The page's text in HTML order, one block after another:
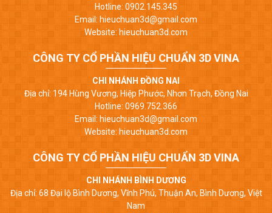
Hotline: 0902.145.345
Email: hieuchuan3d@gmail.com
Website: hieuchuan3d.com
CÔNG TY CỔ PHẦN HIỆU CHUẨN 3D VINA
CHI NHÁNH ĐỒNG NAI
Địa chỉ: 194 Hùng Vương, Hiệp Phước, Nhơn Trạch, Đồng Nai
Hotline: 0969.752.366
Email: hieuchuan3d@gmail.com
Website: hieuchuan3d.com
CÔNG TY CỔ PHẦN HIỆU CHUẨN 3D VINA
CHI NHÁNH BÌNH DƯƠNG
Địa chỉ: 68 Đại lộ Bình Dương, Vĩnh Phú, Thuận An, Bình Dương, Việt
Nam